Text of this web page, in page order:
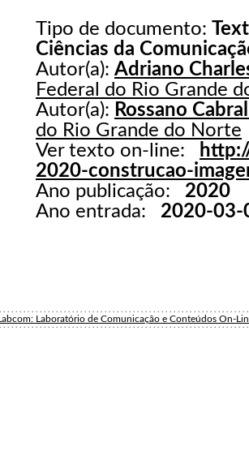
Tipo de documento:
Ciências da
Autor(a): Adriano
Federal do Rio Grande
Autor(a): Rossano
do Rio Grande do Norte
Ver texto on-line:
2020-construcao-
Ano publicação: 2020
Ano entrada: 2020-03-
Labcom: Laboratório de Comunicação e Conteúdos On-